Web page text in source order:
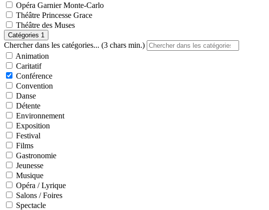
Opéra Garnier Monte-Carlo
Théâtre Princesse Grace
Théâtre des Muses
Catégories 1
Chercher dans les catégories... (3 chars min.)
Animation
Caritatif
Conférence
Convention
Danse
Détente
Environnement
Exposition
Festival
Films
Gastronomie
Jeunesse
Musique
Opéra / Lyrique
Salons / Foires
Spectacle